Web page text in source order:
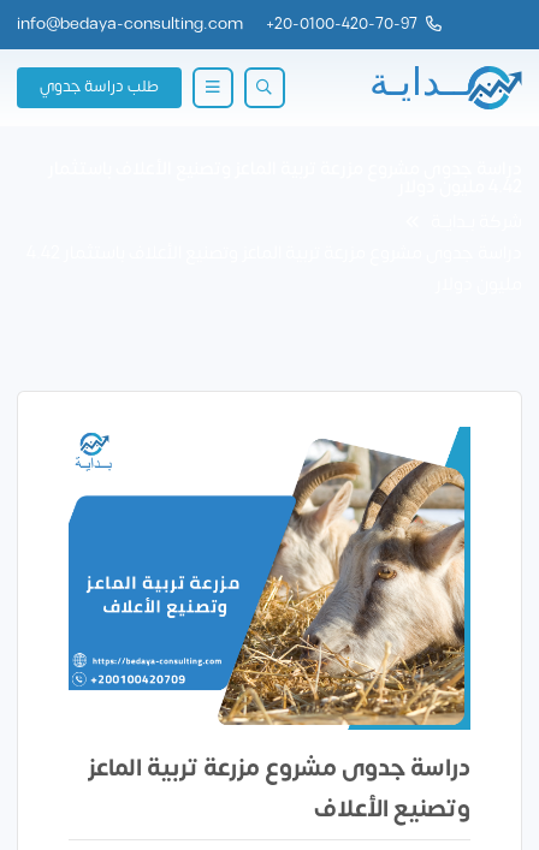
20-0100-420-70-97
+
info@bedaya-consulting.com
طلب دراسة جدوي
دراسة جدوى مشروعمزرعة تربية الماعز
وتصنيع الأعلاف